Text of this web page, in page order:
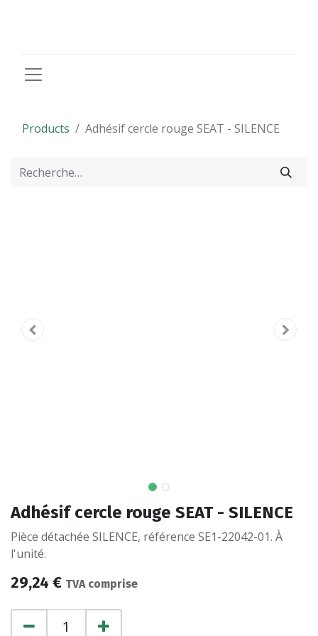
Products Adhésif cercle rouge SEAT - SILENCE
Adhésif cercle rouge SEAT - SILENCE
Pièce détachée SILENCE, référence SE1-22042-01. À
l'unité.
29,24 € TVA comprise